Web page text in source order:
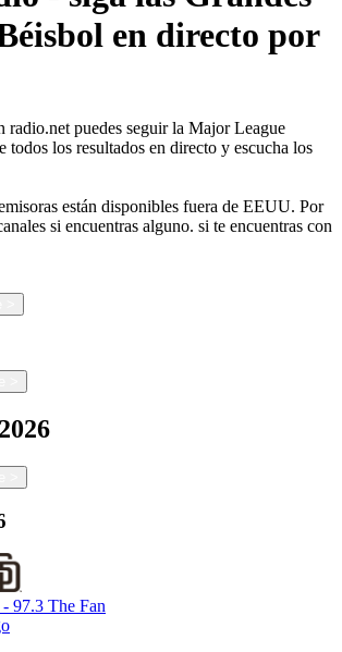
en directo por
puedes seguir la Major League
todos los resultados en directo y escucha los
están disponibles fuera de EEUU. Por
si encuentras alguno. si te encuentras con
2026
97.3 The Fan